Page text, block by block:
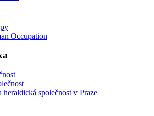
Occupation
heraldická společnost v Praze